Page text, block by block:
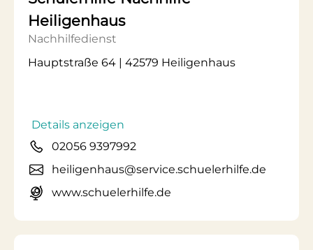
Heiligenhaus
Nachhilfedienst
Hauptstraße 64 | 42579 Heiligenhaus
Details anzeigen
02056 9397992
heiligenhaus@service.schuelerhilfe.de
www.schuelerhilfe.de